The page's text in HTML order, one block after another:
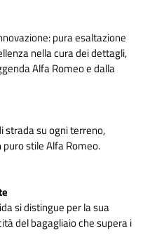
pura esaltazione
nella cura dei dettagli,
Alfa Romeo e dalla
strada su ogni terreno,
stile Alfa Romeo.
si distingue per la sua
del bagagliaio che supera i